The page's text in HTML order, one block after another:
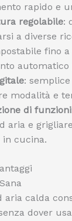
rapido e
regolabile:
a diverse
fino
automatico
:
modalità e
di funzioni
aria e
cucina.
aria calda
dover